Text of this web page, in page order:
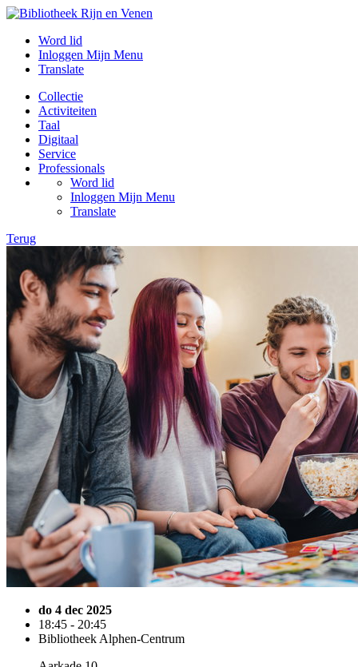
Word lid
Inloggen Mijn Menu
Translate
Collectie
Activiteiten
Taal
Digitaal
Service
Professionals
Word lid
Inloggen Mijn Menu
Translate
Terug
do 4 dec 2025
18:45 - 20:45
Bibliotheek Alphen-Centrum